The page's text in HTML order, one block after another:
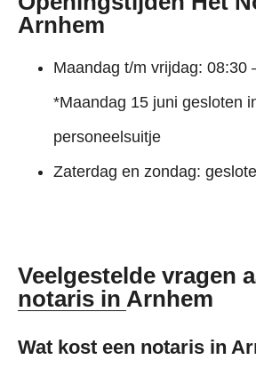
Arnhem
Maandag t/m vrijdag: 08:30
*Maandag 15 juni gesloten
personeelsuitje
Zaterdag en zondag:
Veelgestelde vragen
notaris in Arnhem
Wat kost een notaris in